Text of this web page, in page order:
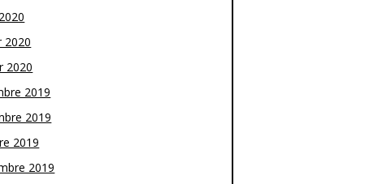
2020
2020
2019
2019
2019
2019